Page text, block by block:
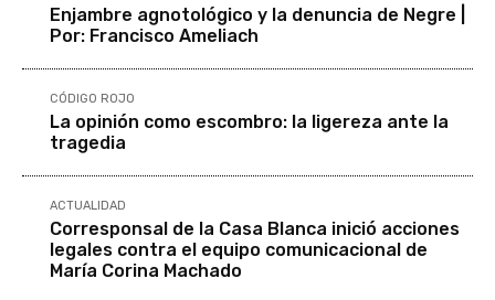
Enjambre agnotológico y la denuncia de Negre |
Por: Francisco Ameliach
CÓDIGO ROJO
La opinión como escombro: la ligereza ante la
tragedia
ACTUALIDAD
Corresponsal de la Casa Blanca inició acciones
legales contra el equipo comunicacional de
María Corina Machado